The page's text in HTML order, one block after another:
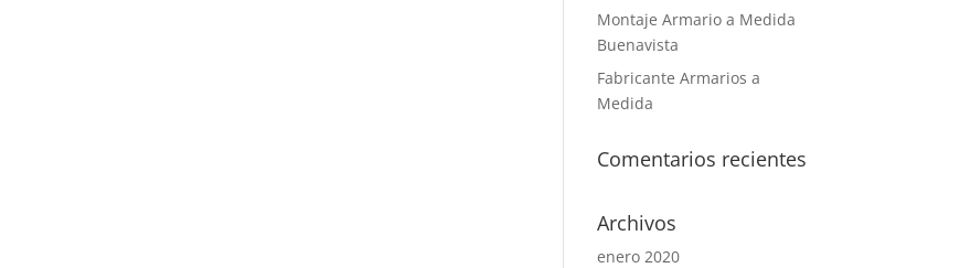
Montaje Armario a Medida
Buenavista
Fabricante Armarios a
Medida
Comentarios recientes
Archivos
enero 2020